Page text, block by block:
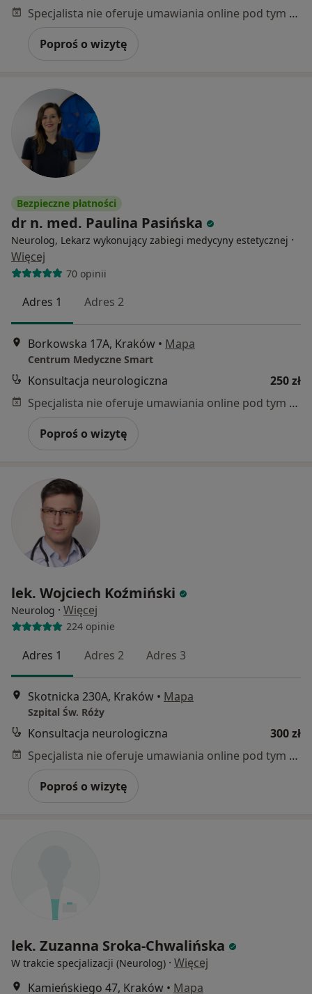
Specjalista nie oferuje umawiania online pod tym adresem.
Poproś o wizytę
Bezpieczne płatności
dr n. med. Paulina Pasińska
Neurolog, Lekarz wykonujący zabiegi medycyny estetycznej ·
Więcej
70 opinii
Adres 1 Adres 2
Borkowska 17A, Kraków • Mapa
Centrum Medyczne Smart
Konsultacja neurologiczna
250 zł
Specjalista nie oferuje umawiania online pod tym adresem.
Poproś o wizytę
lek. Wojciech Koźmiński
Neurolog · Więcej
224 opinie
Adres 1 Adres 2 Adres 3
Skotnicka 230A, Kraków • Mapa
Szpital Św. Róży
Konsultacja neurologiczna
300 zł
Specjalista nie oferuje umawiania online pod tym adresem.
Poproś o wizytę
lek. Zuzanna Sroka-Chwalińska
W trakcie specjalizacji (Neurolog) · Więcej
Kamieńskiego 47, Kraków • Mapa